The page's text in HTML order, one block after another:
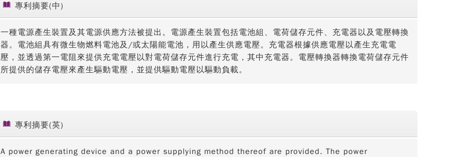
專利摘要(中)
一種電源產生裝置及其電源供應方法被提出。電源產生裝置包括電池組、電荷儲存元件、充電器以及電壓轉換
器。電池組具有微生物燃料電池及/或太陽能電池，用以產生供應電壓。充電器根據供應電壓以產生充電電
壓，並透過第一電阻來提供充電電壓以對電荷儲存元件進行充電，其中充電器。電壓轉換器轉換電荷儲存元件
所提供的儲存電壓來產生驅動電壓，並提供驅動電壓以驅動負載。
專利摘要(英)
A power generating device and a power supplying method thereof are provided. The power